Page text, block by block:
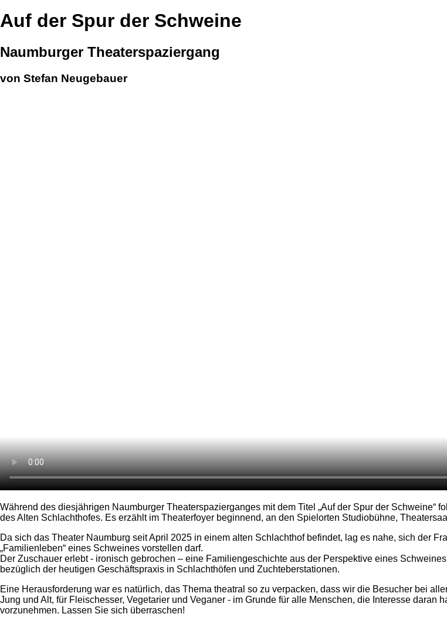
Auf der Spur der Schweine
Naumburger Theaterspaziergang
von Stefan Neugebauer
Während des diesjährigen Naumburger Theaterspazierganges mit dem Titel „Auf der Spur der
des Alten Schlachthofes. Es erzählt im Theaterfoyer beginnend, an den Spielorten Studiobühne,
Da sich das Theater Naumburg seit April 2025 in einem alten Schlachthof befindet, lag es nahe, sich der
„Familienleben“ eines Schweines vorstellen darf.
Der Zuschauer erlebt - ironisch gebrochen – eine Familiengeschichte aus der Perspektive eines
bezüglich der heutigen Geschäftspraxis in Schlachthöfen und Zuchteberstationen.
Eine Herausforderung war es natürlich, das Thema theatral so zu verpacken, dass wir die Besucher bei
Jung und Alt, für Fleischesser, Vegetarier und Veganer - im Grunde für alle Menschen, die Interesse daran
vorzunehmen. Lassen Sie sich überraschen!